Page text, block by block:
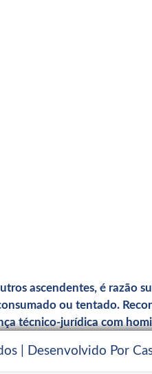
ascendentes, é razão
ou tentado.
técnico-jurídica com
| Desenvolvido Por